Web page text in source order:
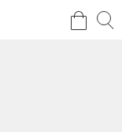
검